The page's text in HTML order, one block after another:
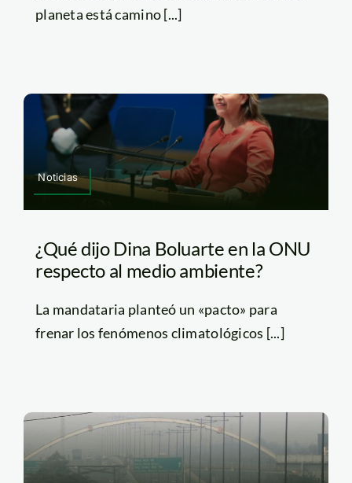
planeta está camino [...]
Noticias
¿Qué dijo Dina Boluarte en la ONU
respecto al medio ambiente?
La mandataria planteó un «pacto» para
frenar los fenómenos climatológicos [...]